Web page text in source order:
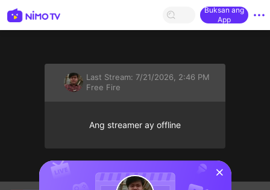
Buksan ang
App
Last Stream: 7/21/2026, 2:46 PM
Free Fire
Ang streamer ay offline
sentinelStart